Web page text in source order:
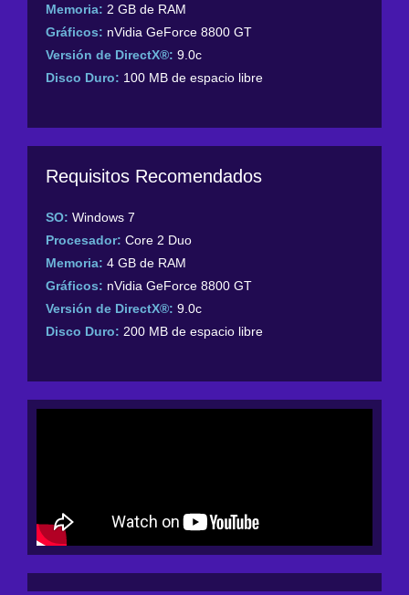
Memoria: 2 GB de RAM
Gráficos: nVidia GeForce 8800 GT
Versión de DirectX®: 9.0c
Disco Duro: 100 MB de espacio libre
Requisitos Recomendados
SO: Windows 7
Procesador: Core 2 Duo
Memoria: 4 GB de RAM
Gráficos: nVidia GeForce 8800 GT
Versión de DirectX®: 9.0c
Disco Duro: 200 MB de espacio libre